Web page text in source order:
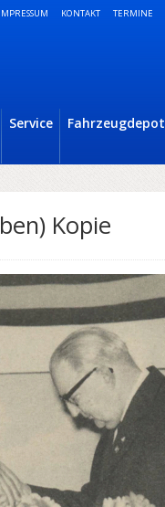
IMPRESSUM KONTAKT TERMINE
Service Fahrzeugdepot
Kopie